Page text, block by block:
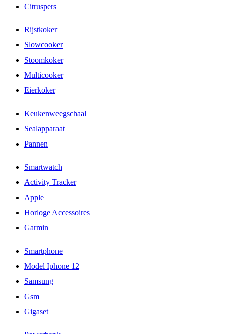
Citruspers
Rijstkoker
Slowcooker
Stoomkoker
Multicooker
Eierkoker
Keukenweegschaal
Sealapparaat
Pannen
Smartwatch
Activity Tracker
Apple
Horloge Accessoires
Garmin
Smartphone
Model Iphone 12
Samsung
Gsm
Gigaset